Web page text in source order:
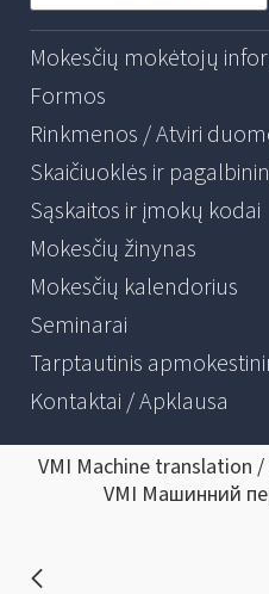
Mokesčių mokėtojų
Formos
Rinkmenos / Atviri
Skaičiuoklės ir
Sąskaitos ir įmokų kodai
Mokesčių žinynas
Mokesčių kalendorius
Seminarai
Tarptautinis
Kontaktai / Apklausa
VMI Machine translation
VMI Машинний